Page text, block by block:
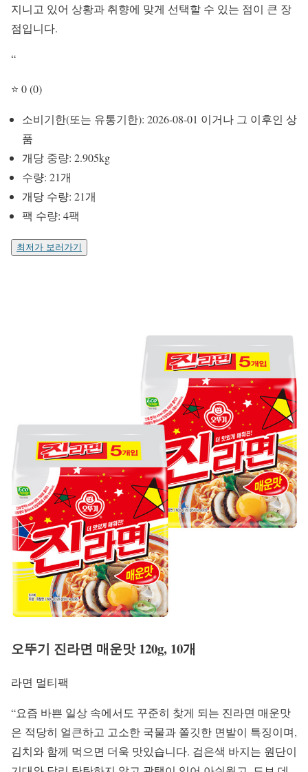
지니고 있어 상황과 취향에 맞게 선택할 수 있는 점이 큰 장
점입니다.
“
⭐ 0 (0)
소비기한(또는 유통기한): 2026-08-01 이거나 그 이후인 상
품
개당 중량: 2.905kg
수량: 21개
개당 수량: 21개
팩 수량: 4팩
최저가 보러가기
오뚜기 진라면 매운맛 120g, 10개
라면 멀티팩
“요즘 바쁜 일상 속에서도 꾸준히 찾게 되는 진라면 매운맛
은 적당히 얼큰하고 고소한 국물과 쫄깃한 면발이 특징이며,
김치와 함께 먹으면 더욱 맛있습니다. 검은색 바지는 원단이